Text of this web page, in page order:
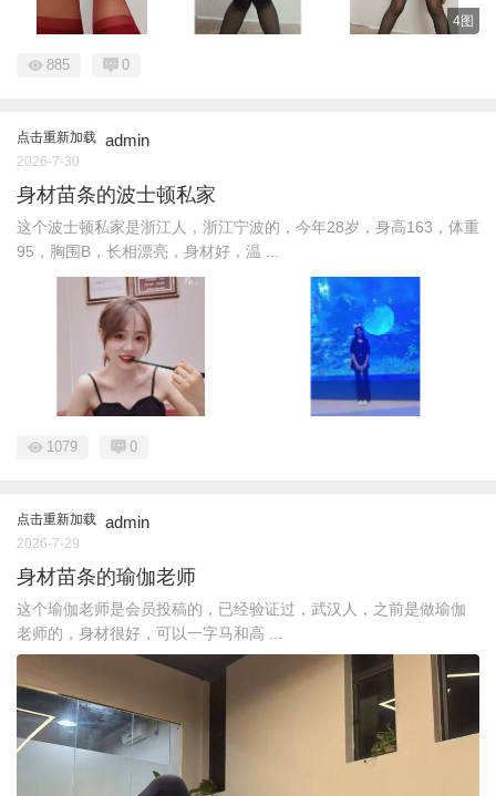
4图
885 0
点击重新加载 admin
2026-7-30
身材苗条的波士顿私家
这个波士顿私家是浙江人，浙江宁波的，今年28岁，身高163，体重
95，胸围B，长相漂亮，身材好，温 ...
1079 0
点击重新加载 admin
2026-7-29
身材苗条的瑜伽老师
这个瑜伽老师是会员投稿的，已经验证过，武汉人，之前是做瑜伽
老师的，身材很好，可以一字马和高 ...